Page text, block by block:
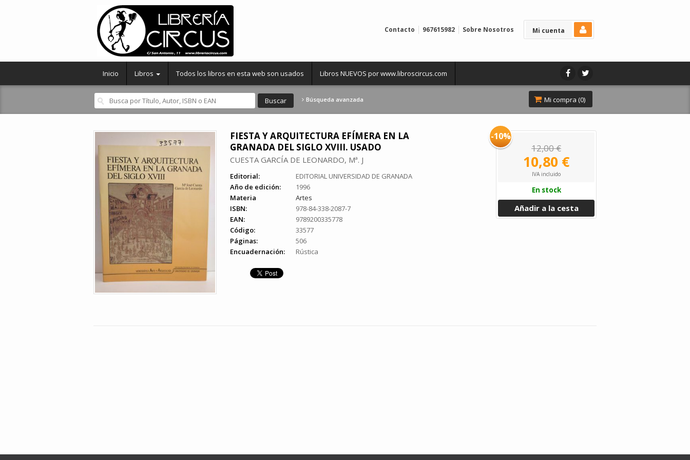
Mi cuenta
Contacto 967615982 Sobre Nosotros
Inicio Libros Todos los libros en esta web son usados Libros NUEVOS por www.libroscircus.com
Búsqueda avanzada Mi compra (0)
FIESTA Y ARQUITECTURA EFÍMERA EN LA
GRANADA DEL SIGLO XVIII. USADO
CUESTA GARCÍA DE LEONARDO, Mª. J
Editorial:
EDITORIAL UNIVERSIDAD DE GRANADA
Año de edición:
1996
Materia
Artes
ISBN:
978-84-338-2087-7
EAN:
9789200335778
Código:
33577
Páginas:
506
Encuadernación:
Rústica
-10%
12,00 €
10,80 €
IVA incluido
En stock
Añadir a la cesta